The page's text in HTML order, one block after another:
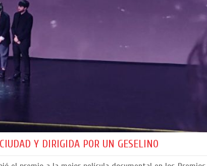
Y DIRIGIDA POR UN GESELINO